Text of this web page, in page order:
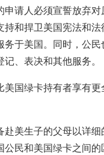
申请人必须宣誓放弃对
持和捍卫美国宪法和法
务于美国。同时，公民
、表决和其他服务。
美国绿卡持有者享有更
赴美生子的父母以详细
公民和美国绿卡之间的